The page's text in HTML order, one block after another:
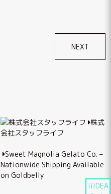
iiIDEA
NEXT
株式
会社スタッフライフ
Sweet Magnolia Gelato Co. –
Nationwide Shipping Available
on Goldbelly